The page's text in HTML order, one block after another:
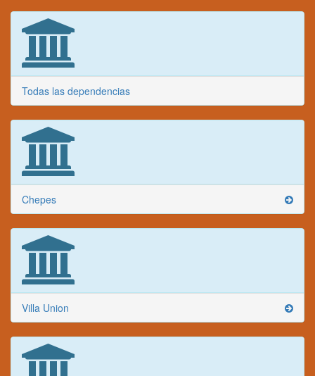
Todas las dependencias
Chepes
Villa Union